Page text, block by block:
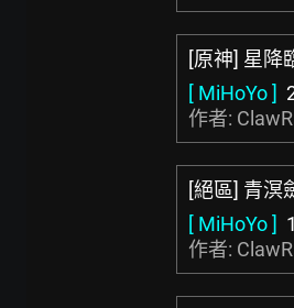
[原神] 星降
[ MiHoYo ]
作者:
[絕區] 青溟
[ MiHoYo ]
作者: